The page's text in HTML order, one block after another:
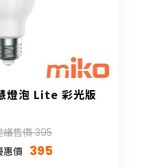
燈泡 Lite 彩光版
議售價 395
惠價
395